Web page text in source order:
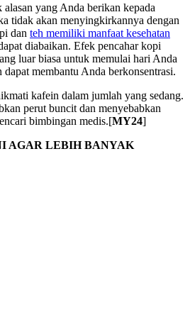
yang Anda berikan kepada
tidak akan menyingkirkannya dengan
dan teh memiliki manfaat kesehatan
diabaikan. Efek pencahar kopi
luar biasa untuk memulai hari Anda
dapat membantu Anda berkonsentrasi.
kafein dalam jumlah yang sedang.
perut buncit dan menyebabkan
bimbingan medis.[MY24]
AGAR LEBIH BANYAK